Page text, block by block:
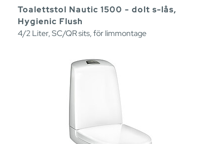
Toalettstol Nautic 1500 - dolt s-lås,
Hygienic Flush
4/2 Liter, SC/QR sits, för limmontage